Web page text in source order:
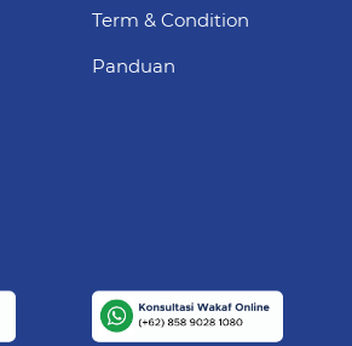
Term & Condition
Panduan